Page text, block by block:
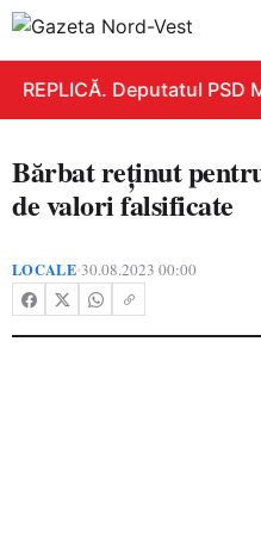
REPLICĂ. Deputatul
Bărbat reținut
de valori falsificate
LOCALE•30.08.2023 00:00